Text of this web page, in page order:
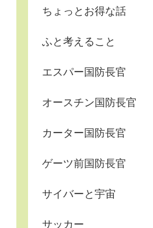
ちょっとお得な話
ふと考えること
エスパー国防長官
オースチン国防長官
カーター国防長官
ゲーツ前国防長官
サイバーと宇宙
サッカー